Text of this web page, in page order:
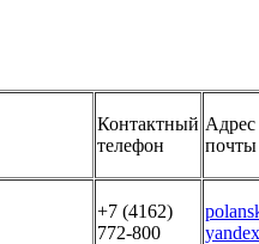
Контактный
телефон
Адрес
почты
+7 (4162)
772-800